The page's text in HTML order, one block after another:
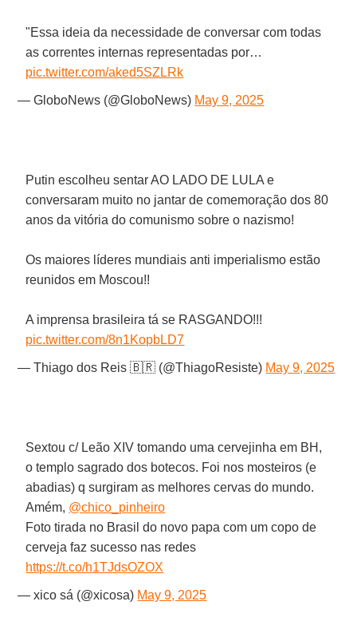
"Essa ideia da necessidade de conversar com todas
as correntes internas representadas por…
pic.twitter.com/aked5SZLRk
— GloboNews (@GloboNews) May 9, 2025
Putin escolheu sentar AO LADO DE LULA e
conversaram muito no jantar de comemoração dos 80
anos da vitória do comunismo sobre o nazismo!
Os maiores líderes mundiais anti imperialismo estão
reunidos em Moscou!!
A imprensa brasileira tá se RASGANDO!!!
pic.twitter.com/8n1KopbLD7
— Thiago dos Reis 🇧🇷 (@ThiagoResiste) May 9, 2025
Sextou c/ Leão XIV tomando uma cervejinha em BH,
o templo sagrado dos botecos. Foi nos mosteiros (e
abadias) q surgiram as melhores cervas do mundo.
Amém, @chico_pinheiro
Foto tirada no Brasil do novo papa com um copo de
cerveja faz sucesso nas redes
https://t.co/h1TJdsOZOX
— xico sá (@xicosa) May 9, 2025